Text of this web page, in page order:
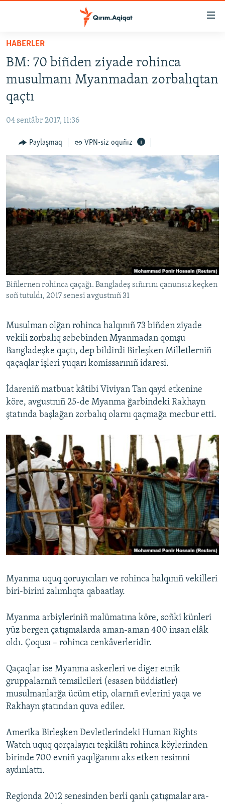
Esas
qaytmaq
Baş
navigatsiyağa
qaytmaq
Qıdıruvğa
SİYASET
İQTİSADİYAT
MEDENİYET
İNSAN AQLARI
VİDEO
BLOGLAR
FİKİR
Русский
Українською
QOŞULIÑIZ!
RFE/RS bütün saytları
HABERLER
BM: 70 biñden ziyade rohinca
musulmanı Myanmadan zorbalıqtan
qaçtı
04 sentâbr 2017, 11:36
Paylaşmaq VPN-siz oquñız
Biñlernen rohinca qaçağı. Bangladeş sıñırını qanunsız keçken
soñ tutuldı, 2017 senesi avgustnıñ 31
Musulman olğan rohinca halqınıñ 73 biñden ziyade
vekili zorbalıq sebebinden Myanmadan qomşu
Bangladeşke qaçtı, dep bildirdi Birleşken Milletlerniñ
qaçaqlar işleri yuqarı komissarınıñ idaresi.
İdareniñ matbuat kâtibi Viviyan Tan qayd etkenine
köre, avgustnıñ 25-de Myanma ğarbindeki Rakhayn
ştatında başlağan zorbalıq olarnı qaçmağa mecbur etti.
Myanma uquq qoruyıcıları ve rohinca halqınıñ vekilleri
biri-birini zalımlıqta qabaatlay.
Myanma arbiyleriniñ malümatına köre, soñki künleri
yüz bergen çatışmalarda aman-aman 400 insan elâk
oldı. Çoqusı – rohinca cenkâverleridir.
Qaçaqlar ise Myanma askerleri ve diger etnik
gruppalarnıñ temsilcileri (esasen büddistler)
musulmanlarğa ücüm etip, olarnıñ evlerini yaqa ve
Rakhayn ştatından quva ediler.
Amerika Birleşken Devletlerindeki Human Rights
Watch uquq qorçalayıcı teşkilâtı rohinca köylerinden
birinde 700 evniñ yaqılğanını aks etken resimni
aydınlattı.
Regionda 2012 senesinden berli qanlı çatışmalar ara-